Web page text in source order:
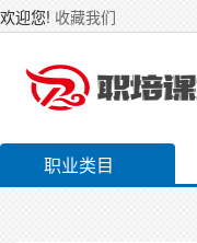
欢迎您! 收藏我们
职业类目